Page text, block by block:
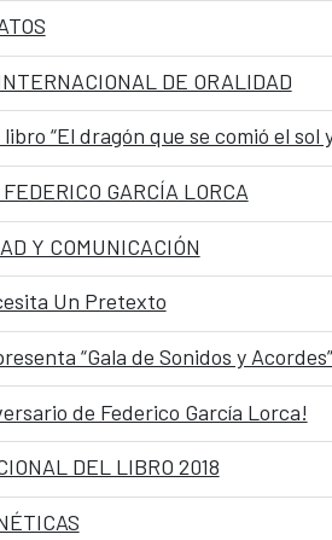
DE ORALIDAD
“El dragón que se comió el sol
GARCÍA LORCA
Y COMUNICACIÓN
Un Pretexto
“Gala de Sonidos y Acordes”
de Federico García Lorca!
DEL LIBRO 2018